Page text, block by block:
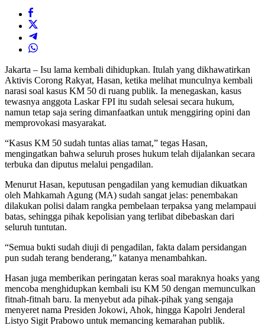
Jakarta – Isu lama kembali dihidupkan. Itulah yang dikhawatirkan
Aktivis Corong Rakyat, Hasan, ketika melihat munculnya kembali
narasi soal kasus KM 50 di ruang publik. Ia menegaskan, kasus
tewasnya anggota Laskar FPI itu sudah selesai secara hukum,
namun tetap saja sering dimanfaatkan untuk menggiring opini dan
memprovokasi masyarakat.
“Kasus KM 50 sudah tuntas alias tamat,” tegas Hasan,
mengingatkan bahwa seluruh proses hukum telah dijalankan secara
terbuka dan diputus melalui pengadilan.
Menurut Hasan, keputusan pengadilan yang kemudian dikuatkan
oleh Mahkamah Agung (MA) sudah sangat jelas: penembakan
dilakukan polisi dalam rangka pembelaan terpaksa yang melampaui
batas, sehingga pihak kepolisian yang terlibat dibebaskan dari
seluruh tuntutan.
“Semua bukti sudah diuji di pengadilan, fakta dalam persidangan
pun sudah terang benderang,” katanya menambahkan.
Hasan juga memberikan peringatan keras soal maraknya hoaks yang
mencoba menghidupkan kembali isu KM 50 dengan memunculkan
fitnah-fitnah baru. Ia menyebut ada pihak-pihak yang sengaja
menyeret nama Presiden Jokowi, Ahok, hingga Kapolri Jenderal
Listyo Sigit Prabowo untuk memancing kemarahan publik.